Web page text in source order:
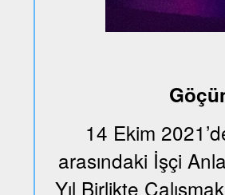
14 Ekim
arasındaki İşçi
Yıl Birlikte